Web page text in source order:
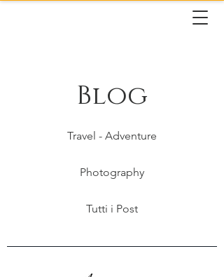
Blog
Travel - Adventure
Photography
Tutti i Post